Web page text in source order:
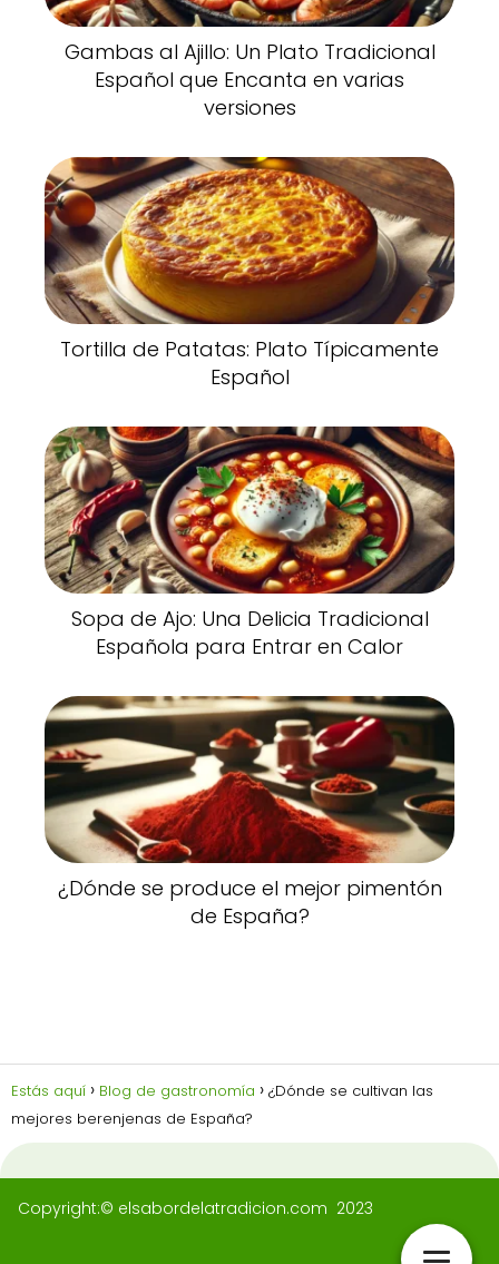
Gambas al Ajillo: Un Plato Tradicional
Español que Encanta en varias
versiones
Tortilla de Patatas: Plato Típicamente
Español
Sopa de Ajo: Una Delicia Tradicional
Española para Entrar en Calor
¿Dónde se produce el mejor pimentón
de España?
Estás aquí Blog de gastronomía
¿Dónde se cultivan las
mejores berenjenas de España?
Copyright:© elsabordelatradicion.com 2023